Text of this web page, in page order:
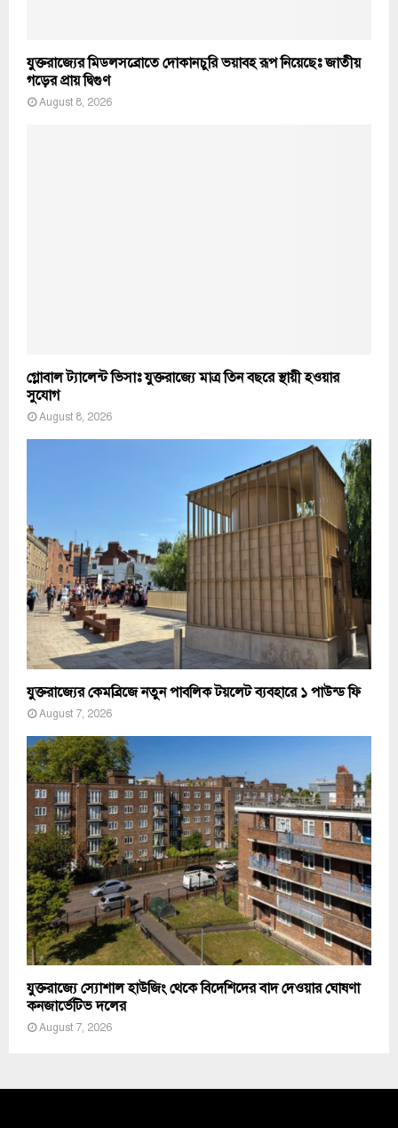
যুক্তরাজ্যের মিডলসব্রোতে দোকানচুরি ভয়াবহ রূপ নিয়েছেঃ জাতীয়
গড়ের প্রায় দ্বিগুণ
August 8, 2026
গ্লোবাল ট্যালেন্ট ভিসাঃ যুক্তরাজ্যে মাত্র তিন বছরে স্থায়ী হওয়ার
সুযোগ
August 8, 2026
যুক্তরাজ্যের কেমব্রিজে নতুন পাবলিক টয়লেট ব্যবহারে ১ পাউন্ড ফি
August 7, 2026
যুক্তরাজ্যে স্যোশাল হাউজিং থেকে বিদেশিদের বাদ দেওয়ার ঘোষণা
কনজার্ভেটিভ দলের
August 7, 2026